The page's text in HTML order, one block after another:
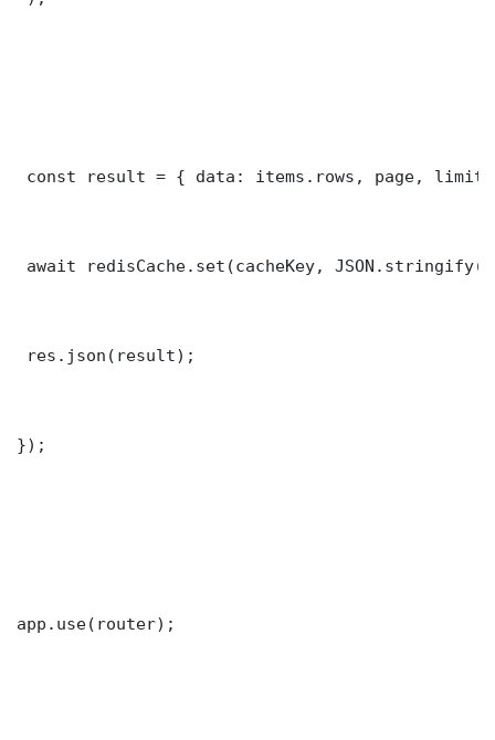
const result = { data: items.rows, page,
await redisCache.set(cacheKey,
res.json(result);
});
app.use(router);